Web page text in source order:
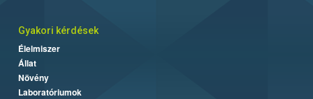
Gyakori kérdések
Élelmiszer
Állat
Növény
Laboratóriumok